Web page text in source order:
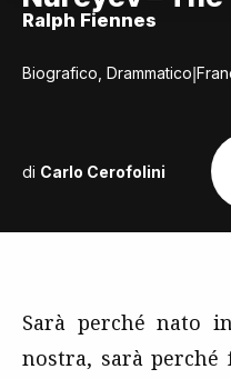
Ralph Fiennes
Biografico, Drammatico|
di Carlo Cerofolini
Sarà perché nato
nostra, sarà